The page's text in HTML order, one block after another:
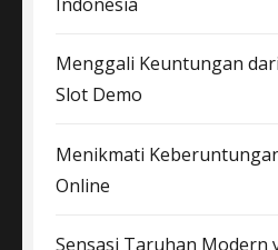
Menggali Keuntungan
Slot Demo
Menikmati
Online
Sensasi Taruhan Modern